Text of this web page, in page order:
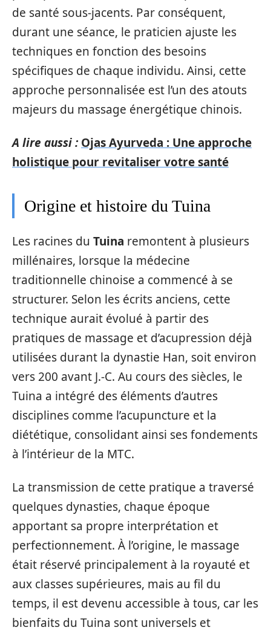
de santé sous-jacents. Par conséquent,
durant une séance, le praticien ajuste les
techniques en fonction des besoins
spécifiques de chaque individu. Ainsi, cette
approche personnalisée est l’un des atouts
majeurs du massage énergétique chinois.
A lire aussi : Ojas Ayurveda : Une approche
holistique pour revitaliser votre santé
Origine et histoire du Tuina
Les racines du Tuina remontent à plusieurs
millénaires, lorsque la médecine
traditionnelle chinoise a commencé à se
structurer. Selon les écrits anciens, cette
technique aurait évolué à partir des
pratiques de massage et d’acupression déjà
utilisées durant la dynastie Han, soit environ
vers 200 avant J.-C. Au cours des siècles, le
Tuina a intégré des éléments d’autres
disciplines comme l’acupuncture et la
diététique, consolidant ainsi ses fondements
à l’intérieur de la MTC.
La transmission de cette pratique a traversé
quelques dynasties, chaque époque
apportant sa propre interprétation et
perfectionnement. À l’origine, le massage
était réservé principalement à la royauté et
aux classes supérieures, mais au fil du
temps, il est devenu accessible à tous, car les
bienfaits du Tuina sont universels et